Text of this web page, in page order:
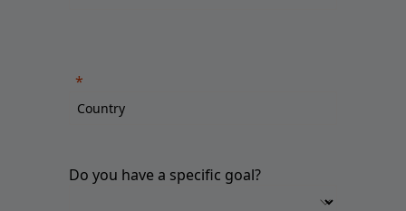
Do you have a specific goal?